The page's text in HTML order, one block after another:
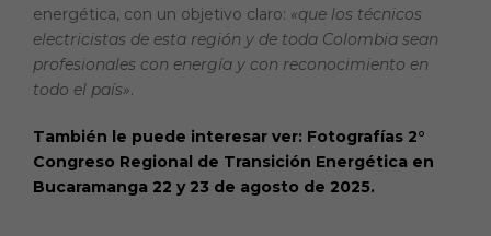
energética, con un objetivo claro: «que los técnicos
electricistas de esta región y de toda Colombia sean
profesionales con energía y con reconocimiento en
todo el país».
También le puede interesar ver: Fotografías 2°
Congreso Regional de Transición Energética en
Bucaramanga 22 y 23 de agosto de 2025.